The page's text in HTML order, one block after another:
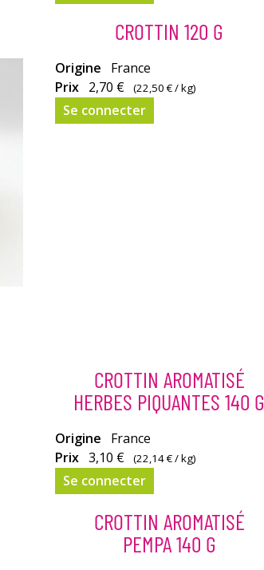
CROTTIN 120 G
Ce fromage peut
être
consommé
au
Origine
France
Prix 2,70 € (22,50 €/ kg)
Se connecter
CROTTIN AROMATISÉ
HERBES PIQUANTES 140 G
Sa
couleur
vive
et
parfum
Origine
France
Prix 3,10 € (22,14 €/ kg)
Se connecter
CROTTIN AROMATISÉ
PEMPA 140 G